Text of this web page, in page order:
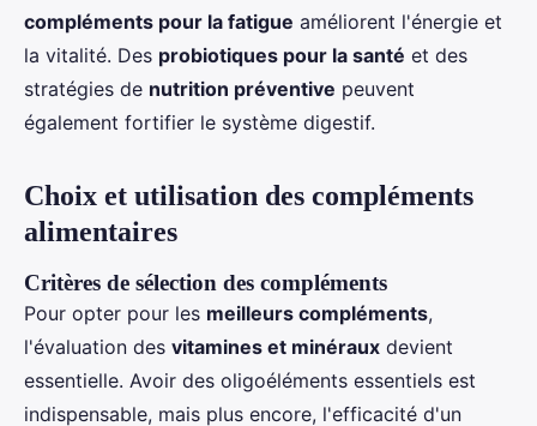
compléments pour la fatigue améliorent l'énergie et
la vitalité. Des probiotiques pour la santé et des
stratégies de nutrition préventive peuvent
également fortifier le système digestif.
Choix et utilisation des compléments
alimentaires
Critères de sélection des compléments
Pour opter pour les meilleurs compléments,
l'évaluation des vitamines et minéraux devient
essentielle. Avoir des oligoéléments essentiels est
indispensable, mais plus encore, l'efficacité d'un